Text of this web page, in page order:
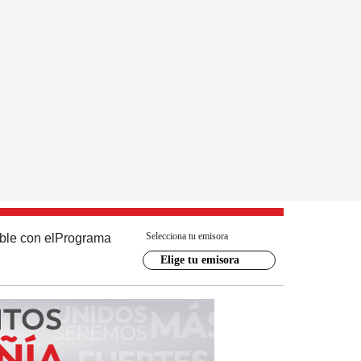
con el Programa Selecciona tu emisora
Elige tu emisora